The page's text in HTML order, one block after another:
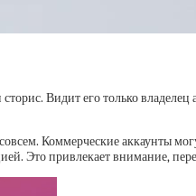
Видит его только владелец
Коммерческие аккаунты
Это привлекает внимание,